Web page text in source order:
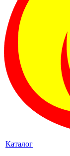
Каталог